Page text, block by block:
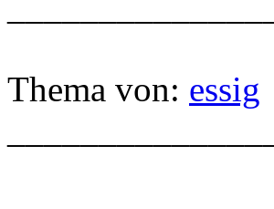
Thema von: essig